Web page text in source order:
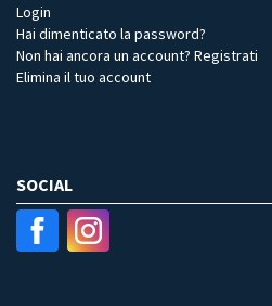
Login
Hai dimenticato la password?
Non hai ancora un account? Registrati
Elimina il tuo account
SOCIAL